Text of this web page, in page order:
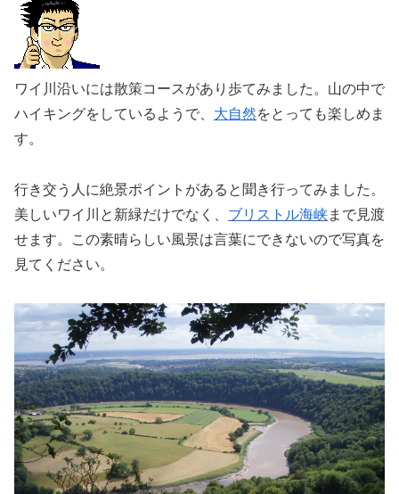
ワイ川沿いには散策コースがあり歩てみました。山の中で
ハイキングをしているようで、 大自然をとっても楽しめま
す。
行き交う人に絶景ポイントがあると聞き行ってみました。
美しいワイ川と新緑だけでなく、 ブリストル海峡まで見渡
せます。この素晴らしい風景は言葉にできないので写真を
見てください。